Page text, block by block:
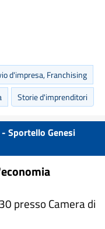
d'impresa, Franchising
Storie d'imprenditori
Sportello Genesi
presso Camera di